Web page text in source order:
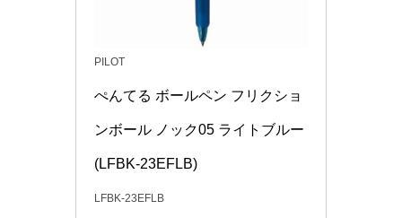
PILOT
ぺんてる ボールペン フリクショ
ンボール ノック05 ライトブルー
(LFBK-23EFLB)
LFBK-23EFLB